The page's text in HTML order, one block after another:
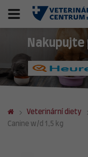
Veterinární diety
Canine w/d 1,5 kg